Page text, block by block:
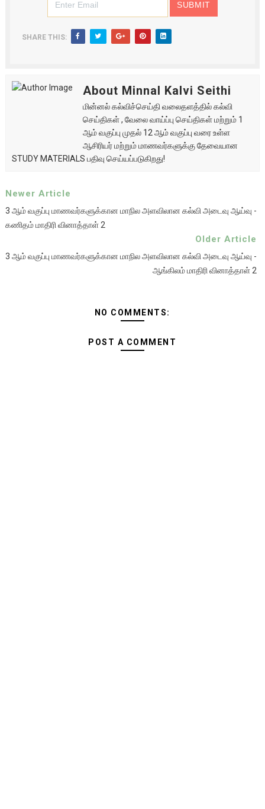
SHARE THIS:
About Minnal Kalvi Seithi
மின்னல் கல்விச்செய்தி வலைதளத்தில் கல்வி
செய்திகள் , வேலை வாய்ப்பு செய்திகள் மற்றும் 1
ஆம் வகுப்பு முதல் 12 ஆம் வகுப்பு வரை உள்ள
ஆசிரியர் மற்றும் மாணவர்களுக்கு தேவையான
STUDY MATERIALS பதிவு செய்யப்படுகிறது!
Newer Article
3 ஆம் வகுப்பு மாணவர்களுக்கான மாநில அளவிலான கல்வி அடைவு ஆய்வு -
கணிதம் மாதிரி வினாத்தாள் 2
Older Article
3 ஆம் வகுப்பு மாணவர்களுக்கான மாநில அளவிலான கல்வி அடைவு ஆய்வு -
ஆங்கிலம் மாதிரி வினாத்தாள் 2
NO COMMENTS:
POST A COMMENT